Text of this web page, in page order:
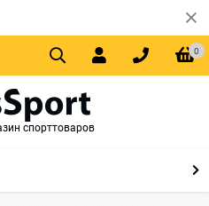
0
спорттоваров